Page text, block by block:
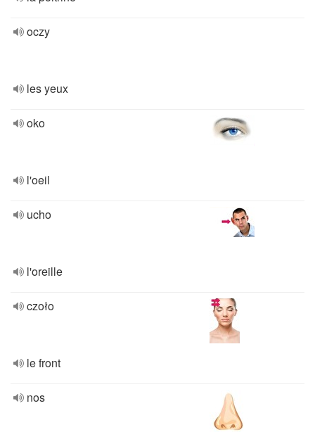
oczy
les yeux
oko
l'oeil
ucho
l'oreille
czoło
le front
nos